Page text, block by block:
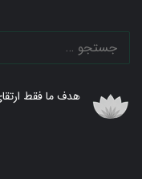
هدف ما فقط